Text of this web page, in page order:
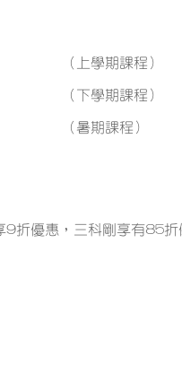
（上學期課程）
（下學期課程）
（暑期課程）
9折優惠，三科剛享有85折